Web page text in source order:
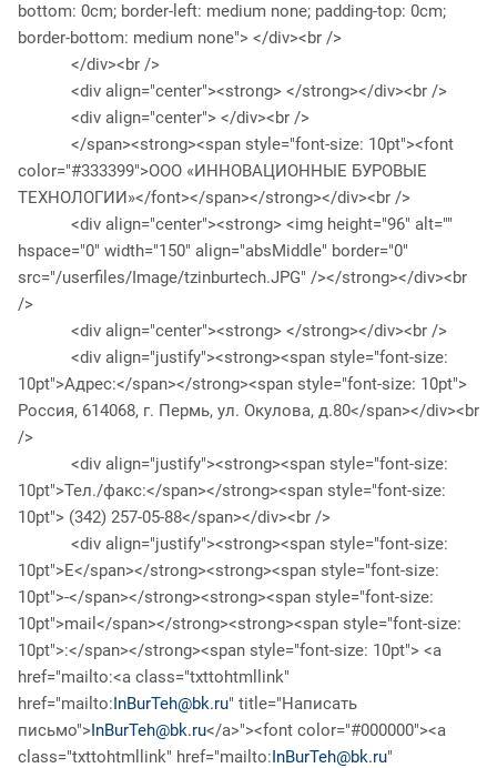
bottom: 0cm; border-left: medium none; padding-top: 0cm;
border-bottom: medium none"> </div><br />
</div><br />
<div align="center"><strong> </strong></div><br />
<div align="center"> </div><br />
</span><strong><span style="font-size: 10pt"><font
color="#333399">ООО «ИННОВАЦИОННЫЕ БУРОВЫЕ
ТЕХНОЛОГИИ»</font></span></strong></div><br />
<div align="center"><strong> <img height="96" alt=""
hspace="0" width="150" align="absMiddle" border="0"
src="/userfiles/Image/tzinburtech.JPG" /></strong></div><br
/>
<div align="center"><strong> </strong></div><br />
<div align="justify"><strong><span style="font-size:
10pt">Адрес:</span></strong><span style="font-size: 10pt">
Россия, 614068, г. Пермь, ул. Окулова, д.80</span></div><br
/>
<div align="justify"><strong><span style="font-size:
10pt">Тел./факс:</span></strong><span style="font-size:
10pt"> (342) 257-05-88</span></div><br />
<div align="justify"><strong><span style="font-size:
10pt">E</span></strong><strong><span style="font-size:
10pt">-</span></strong><strong><span style="font-size:
10pt">mail</span></strong><strong><span style="font-size:
10pt">:</span></strong><span style="font-size: 10pt"> <a
href="mailto:<a class="txttohtmllink"
href="mailto:InBurTeh@bk.ru" title="Написать
письмо">InBurTeh@bk.ru</a>"><font color="#000000"><a
class="txttohtmllink" href="mailto:InBurTeh@bk.ru"